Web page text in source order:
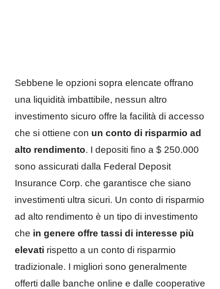
Sebbene le opzioni sopra elencate offrano
una liquidità imbattibile, nessun altro
investimento sicuro offre la facilità di accesso
che si ottiene con un conto di risparmio ad
alto rendimento. I depositi fino a $ 250.000
sono assicurati dalla Federal Deposit
Insurance Corp. che garantisce che siano
investimenti ultra sicuri. Un conto di risparmio
ad alto rendimento è un tipo di investimento
che in genere offre tassi di interesse più
elevati rispetto a un conto di risparmio
tradizionale. I migliori sono generalmente
offerti dalle banche online e dalle cooperative